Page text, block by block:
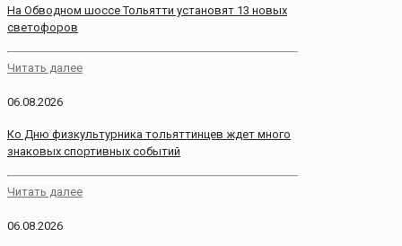
На Обводном шоссе Тольятти установят 13 новых
светофоров
Читать далее
06.08.2026
Ко Дню физкультурника тольяттинцев ждет много
знаковых спортивных событий
Читать далее
06.08.2026